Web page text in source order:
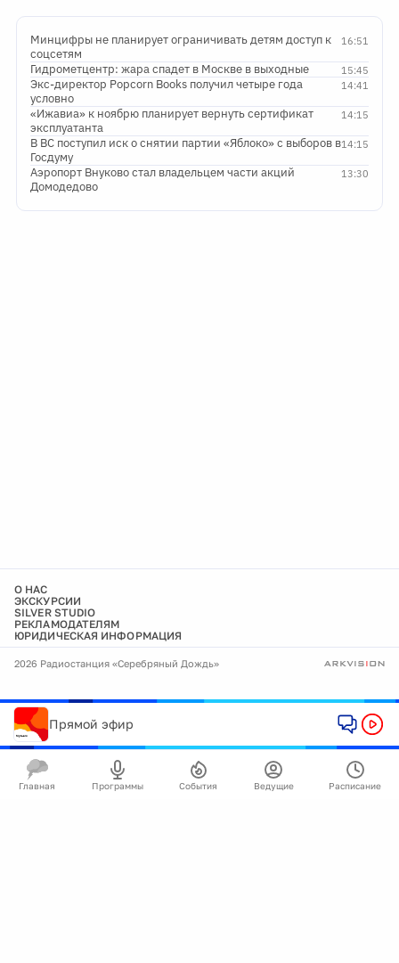
16:51
Минцифры не планирует ограничивать детям доступ к
соцсетям
15:45
Гидрометцентр: жара спадет в Москве в выходные
14:41
Экс-директор Popcorn Books получил четыре года
условно
14:15
«Ижавиа» к ноябрю планирует вернуть сертификат
эксплуатанта
14:15
В ВС поступил иск о снятии партии «Яблоко» с выборов в
Госдуму
13:30
Аэропорт Внуково стал владельцем части акций
Домодедово
О НАС
ЭКСКУРСИИ
SILVER STUDIO
РЕКЛАМОДАТЕЛЯМ
ЮРИДИЧЕСКАЯ ИНФОРМАЦИЯ
2026 Радиостанция «Серебряный Дождь»
Прямой эфир
Главная Программы События Ведущие Расписание